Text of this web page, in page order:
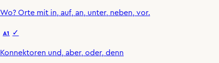
Wo? Orte mit in, auf, an, unter, neben, vor.
A1 ✓
Konnektoren und, aber, oder, denn